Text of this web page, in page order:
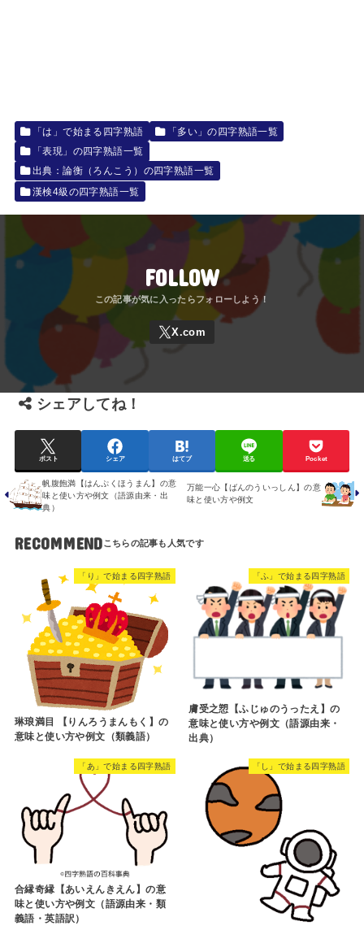
「は」で始まる四字熟語
「多い」の四字熟語一覧
「表現」の四字熟語一覧
出典：論衡（ろんこう）の四字熟語一覧
漢検4級の四字熟語一覧
FOLLOW
シェアしてね！
ポスト シェア はてブ 送る Pocket
帆腹飽満【はんぷくほうまん】の意
味と使い方や例文（語源由来・出
典）
万能一心【ばんのういっしん】の意
味と使い方や例文
RECOMMEND
「り」で始まる四字熟語
琳琅満目 【りんろうまんもく】の
意味と使い方や例文（類義語）
「ふ」で始まる四字熟語
膚受之愬【ふじゅのうったえ】の
意味と使い方や例文（語源由来・
出典）
「あ」で始まる四字熟語
合縁奇縁【あいえんきえん】の意
味と使い方や例文（語源由来・類
義語・英語訳）
「し」で始まる四字熟語